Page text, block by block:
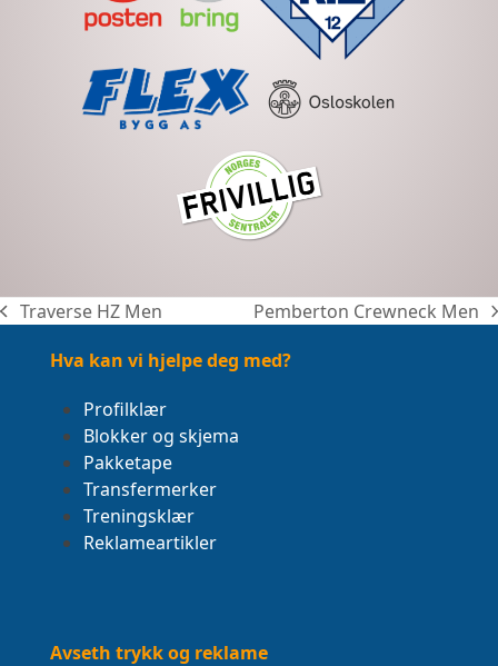
previous
Traverse HZ Men
next
post:
Pemberton Crewneck Men
Hva kan vi hjelpe deg med?
Profilklær
Blokker og skjema
Pakketape
Transfermerker
Treningsklær
Reklameartikler
Avseth trykk og reklame